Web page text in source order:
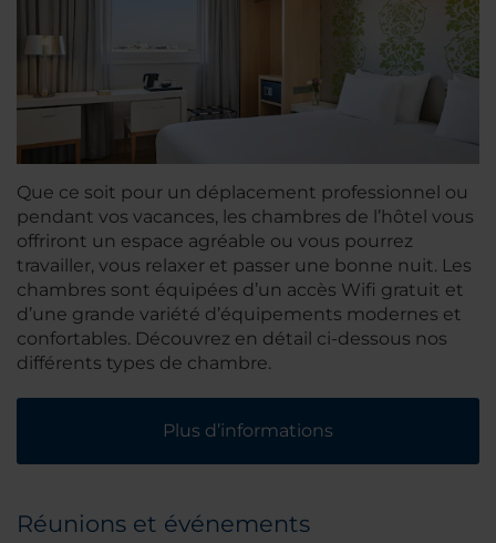
Que ce soit pour un déplacement professionnel ou
pendant vos vacances, les chambres de l’hôtel vous
offriront un espace agréable ou vous pourrez
travailler, vous relaxer et passer une bonne nuit. Les
chambres sont équipées d’un accès Wifi gratuit et
d’une grande variété d’équipements modernes et
confortables. Découvrez en détail ci-dessous nos
différents types de chambre.
Plus d’informations
Réunions et événements